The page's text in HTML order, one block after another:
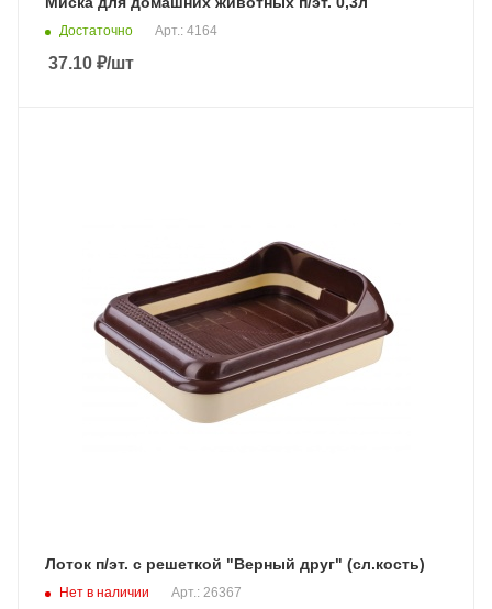
Достаточно Арт.: 4164
37.10 ₽/шт
Лоток п/эт. с решеткой "Верный друг" (сл.кость)
Нет в наличии Арт.: 26367